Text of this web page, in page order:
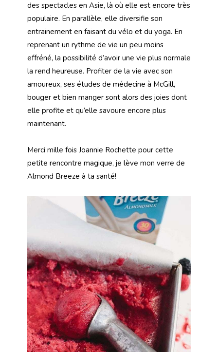
des spectacles en Asie, là où elle est encore très
populaire. En parallèle, elle diversifie son
entrainement en faisant du vélo et du yoga. En
reprenant un rythme de vie un peu moins
effréné, la possibilité d’avoir une vie plus normale
la rend heureuse. Profiter de la vie avec son
amoureux, ses études de médecine à McGill,
bouger et bien manger sont alors des joies dont
elle profite et qu’elle savoure encore plus
maintenant.
Merci mille fois Joannie Rochette pour cette
petite rencontre magique, je lève mon verre de
Almond Breeze à ta santé!